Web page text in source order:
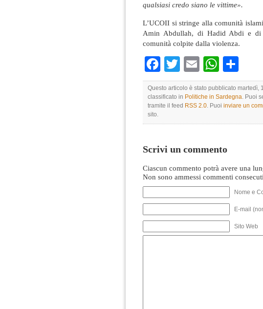
qualsiasi credo siano le vittime».
L’UCOII si stringe alla comunità
Amin Abdullah, di Hadid Abdi e di
comunità colpite dalla violenza.
Facebook
TwitterEmail
Questo articolo è stato pubblicato martedì,
classificato in Politiche in Sardegna. Puoi
tramite il feed RSS 2.0. Puoi inviare un
sito.
Scrivi un commento
Ciascun commento potrà avere una
Non sono ammessi commenti
Nome e
E-mail
Sito Web